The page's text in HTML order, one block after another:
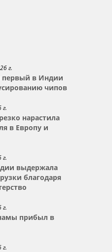
г.
в Индии
чипов
г.
нарастила
в Европу и
г.
выдержала
благодаря
г.
прибыл в
г.